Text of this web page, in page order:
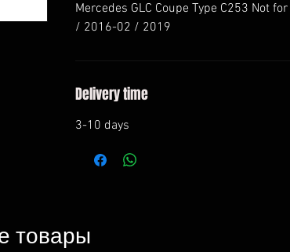
Mercedes GLC Coupe Type C253 Not
/ 2016-02 / 2019
Delivery time
3-10 days
товары